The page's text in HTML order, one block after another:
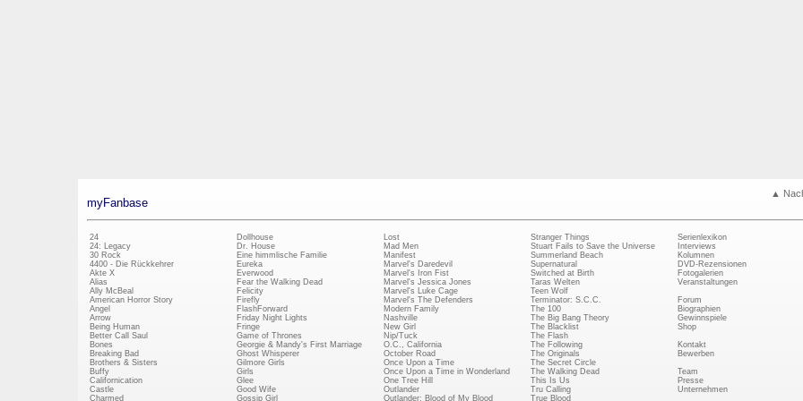
▲
myFanbase
24
24: Legacy
30 Rock
4400 - Die Rückkehrer
Akte X
Alias
Ally McBeal
American Horror Story
Angel
Arrow
Being Human
Better Call Saul
Bones
Breaking Bad
Brothers & Sisters
Buffy
Californication
Castle
Charmed
Dollhouse
Dr. House
Eine himmlische Familie
Eureka
Everwood
Fear the Walking Dead
Felicity
Firefly
FlashForward
Friday Night Lights
Fringe
Game of Thrones
Georgie & Mandy's First Marriage
Ghost Whisperer
Gilmore Girls
Girls
Glee
Good Wife
Gossip Girl
Lost
Mad Men
Manifest
Marvel's Daredevil
Marvel's Iron Fist
Marvel's Jessica Jones
Marvel's Luke Cage
Marvel's The Defenders
Modern Family
Nashville
New Girl
Nip/Tuck
O.C., California
October Road
Once Upon a Time
Once Upon a Time in Wonderland
One Tree Hill
Outlander
Outlander: Blood of My Blood
Stranger Things
Stuart Fails to Save the Universe
Summerland Beach
Supernatural
Switched at Birth
Taras Welten
Teen Wolf
Terminator: S.C.C.
The 100
The Big Bang Theory
The Blacklist
The Flash
The Following
The Originals
The Secret Circle
The Walking Dead
This Is Us
Tru Calling
True Blood
Serienlexikon
Interviews
Kolumnen
DVD-Rezensionen
Fotogalerien
Veranstaltungen
Forum
Biographien
Gewinnspiele
Shop
Kontakt
Bewerben
Team
Presse
Unternehmen